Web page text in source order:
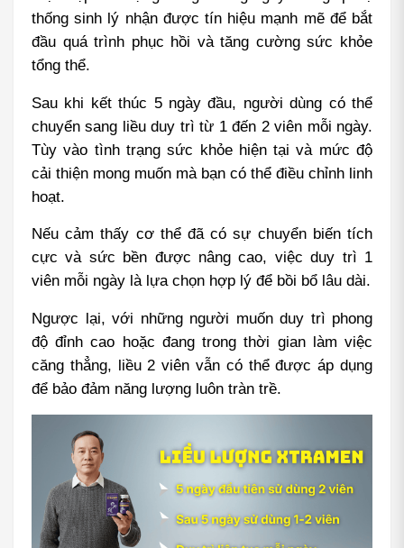
thống sinh lý nhận được tín hiệu mạnh mẽ để bắt
đầu quá trình phục hồi và tăng cường sức khỏe
tổng thể.
Sau khi kết thúc 5 ngày đầu, người dùng có thể
chuyển sang liều duy trì từ 1 đến 2 viên mỗi ngày.
Tùy vào tình trạng sức khỏe hiện tại và mức độ
cải thiện mong muốn mà bạn có thể điều chỉnh linh
hoạt.
Nếu cảm thấy cơ thể đã có sự chuyển biến tích
cực và sức bền được nâng cao, việc duy trì 1
viên mỗi ngày là lựa chọn hợp lý để bồi bổ lâu dài.
Ngược lại, với những người muốn duy trì phong
độ đỉnh cao hoặc đang trong thời gian làm việc
căng thẳng, liều 2 viên vẫn có thể được áp dụng
để bảo đảm năng lượng luôn tràn trề.